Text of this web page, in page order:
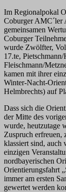
Im Regionalpokal
Coburger AMC´ler
gemeinsamen
Coburger
wurde Zwölfter,
17.te,
Fleischmann/
kamen mit ihrer
Winter-Nacht-
Helmbrechts) auf
Dass sich die
der Mitte des
wurde, heutzutage
Zuspruch erfreuen,
klassiert sind, auch
einzigen
nordbayerischen
Orientierungsfahrt
immer am ersten
gewertet werden